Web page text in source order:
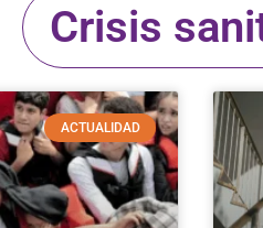
Crisis
ACTUALIDAD